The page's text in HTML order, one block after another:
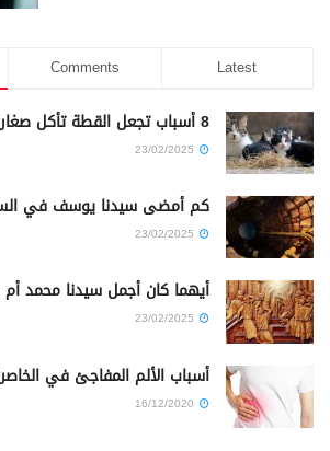
Comments Latest
8 أسباب تجعل القطة تأكل صغارها
كم أمضى سيدنا يوسف في
أيهما كان أجمل سيدنا محمد
أسباب الألم المفاجئ في